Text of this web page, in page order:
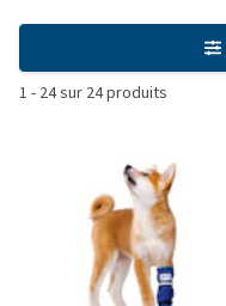
1 - 24sur 24produits